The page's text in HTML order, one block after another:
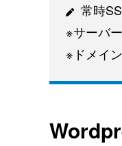
常時
※サーバ
※ドメイ